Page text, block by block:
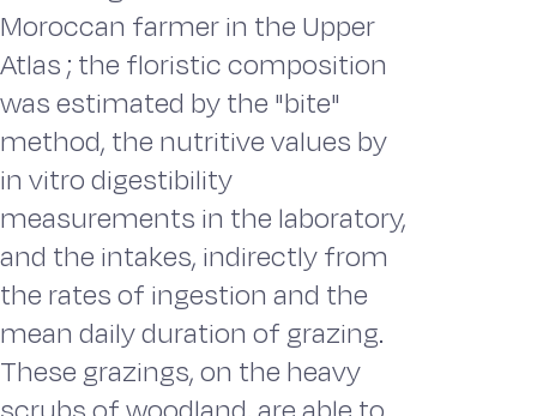
Moroccan farmer in the Upper
Atlas ; the floristic composition
was estimated by the "bite"
method, the nutritive values by
in vitro digestibility
measurements in the laboratory,
and the intakes, indirectly from
the rates of ingestion and the
mean daily duration of grazing.
These grazings, on the heavy